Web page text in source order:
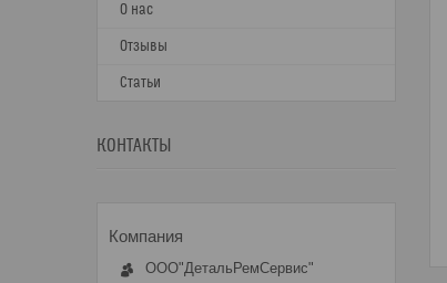
О нас
Отзывы
Статьи
КОНТАКТЫ
ООО"ДетальРемСервис"